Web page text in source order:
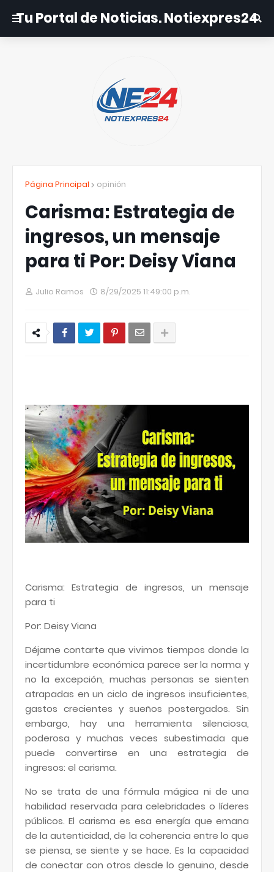
Tu Portal de Noticias. Notiexpres24
Página Principal opinión
Carisma: Estrategia de
ingresos, un mensaje
para ti Por: Deisy Viana
Julio Ramos 8/29/2025 11:49:00 p.m.
Carisma: Estrategia de ingresos, un mensaje
para ti
Por: Deisy Viana
Déjame contarte que vivimos tiempos donde la
incertidumbre económica parece ser la norma y
no la excepción, muchas personas se sienten
atrapadas en un ciclo de ingresos insuficientes,
gastos crecientes y sueños postergados. Sin
embargo, hay una herramienta silenciosa,
poderosa y muchas veces subestimada que
puede convertirse en una estrategia de
ingresos: el carisma.
No se trata de una fórmula mágica ni de una
habilidad reservada para celebridades o líderes
públicos. El carisma es esa energía que emana
de la autenticidad, de la coherencia entre lo que
se piensa, se siente y se hace. Es la capacidad
de conectar con otros desde lo genuino, desde